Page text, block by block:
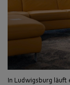
In Ludwigsburg läuft